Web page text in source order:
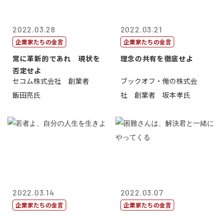
2022.03.28
企業家たちの金言
常に革新的であれ 現状を
否定せよ
セコム株式会社 創業者
飯田亮氏
2022.03.21
企業家たちの金言
理念の共有を徹底せよ
ブックオフ・俺の株式会
社 創業者 坂本孝氏
2022.03.14
企業家たちの金言
2022.03.07
企業家たちの金言